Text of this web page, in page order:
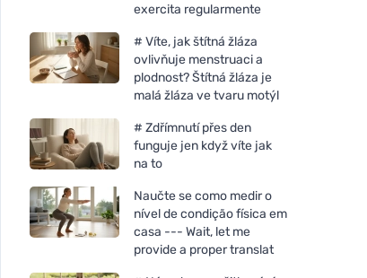
exercita regularmente
# Víte, jak štítná žláza
ovlivňuje menstruaci a
plodnost? Štítná žláza je
malá žláza ve tvaru motýl
# Zdřímnutí přes den
funguje jen když víte jak
na to
Naučte se como medir o
nível de condição física em
casa --- Wait, let me
provide a proper translat